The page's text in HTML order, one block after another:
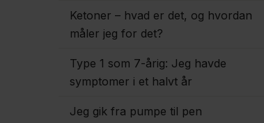
Ketoner – hvad er det, og hvordan
måler jeg for det?
Type 1 som 7-årig: Jeg havde
symptomer i et halvt år
Jeg gik fra pumpe til pen